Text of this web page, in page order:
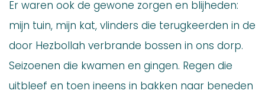
Er waren ook de gewone zorgen en blijheden:
mijn tuin, mijn kat, vlinders die terugkeerden in de
door Hezbollah verbrande bossen in ons dorp.
Seizoenen die kwamen en gingen. Regen die
uitbleef en toen ineens in bakken naar beneden